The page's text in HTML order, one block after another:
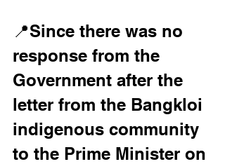
📍Since there was no
response from the
Government after the
letter from the Bangkloi
indigenous community
to the Prime Minister on